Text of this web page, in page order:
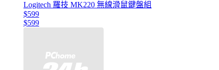
Logitech 羅技 MK220 無線滑鼠鍵盤組
$599
$599